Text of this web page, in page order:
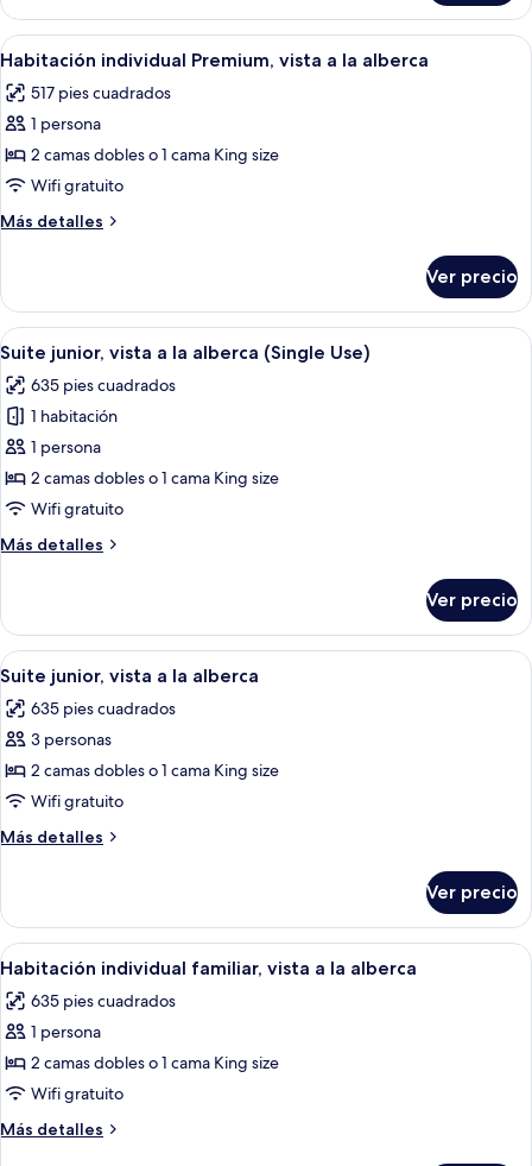
Premium,
vista
a
alberca
Abrir
todas
las
fotos
de
Habitación
individual
Premium,
a
la
alberca
Un balcón con vista a una piscina,
5
Habitación individual Premium, vista a la alberca
517 pies cuadrados
1 persona
2 camas dobles o 1 cama King size
Wifi gratuito
Más detalles
Más
individual
Premium,
vista
la
alberca
Ver precio
Abrir
todas
las
fotos
de
Suite
junior,
a
(Single
Use)
Zona de piscina con sillas de
5
Suite junior, vista a la alberca (Single Use)
635 pies cuadrados
1 habitación
1 persona
2 camas dobles o 1 cama King size
Wifi gratuito
Más detalles
Más
junior,
vista
a
alberca
(Single
Ver precio
Abrir
todas
las
fotos
de
Suite
junior,
vista
la
alberca
Zona de piscina con sillas de
5
Suite junior, vista a la alberca
635 pies cuadrados
3 personas
2 camas dobles o 1 cama King size
Wifi gratuito
Más detalles
Más
junior,
vista
a
alberca
Ver precio
Abrir
todas
las
fotos
de
Habitación
individual
familiar,
Vista de la piscina con una
5
Habitación individual familiar, vista a la alberca
635 pies cuadrados
1 persona
2 camas dobles o 1 cama King size
Wifi gratuito
Más detalles
Más